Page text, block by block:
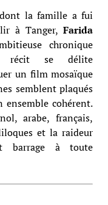
la famille a fui
à Tanger,Farida
chronique
récit se délite
un film mosaïque
semblent plaqués
ensemble cohérent.
arabe, français,
et la raideur
barrage à toute